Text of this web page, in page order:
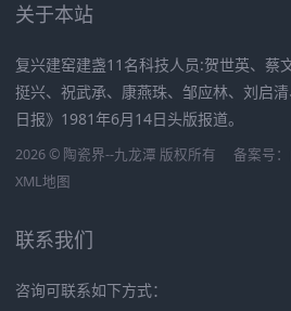
关于本站
复兴建窑建盏11名科技人员:贺世英、蔡
挺兴、祝武承、康燕珠、邹应林、刘启
日报》1981年6月14日头版报道。
2026 © 陶瓷界--九龙潭 版权所有 备案号：
XML地图
联系我们
咨询可联系如下方式：